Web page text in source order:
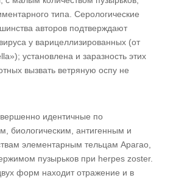
типа. Серологические
авторов подтверждают
у варицеллизированных (от
установлена и заразность этих
вызвать ветряную оспу не
идентичные по
биологическим, антигенным и
элементарным тельцам Арагао,
пузырьков при herpes zoster.
форм находит отражение и в